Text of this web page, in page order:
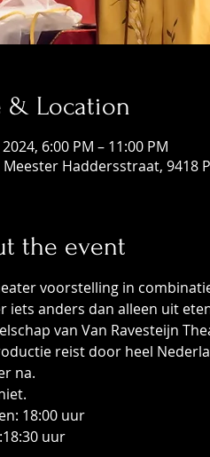
& Location
6:00 PM – 11:00 PM
Haddersstraat, 9418
the event
voorstelling in
iets anders dan alleen uit
van Van Ravesteijn
reist door heel
na.
18:00 uur
uur